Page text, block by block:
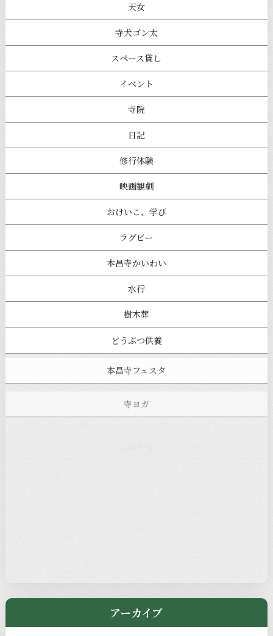
天女
寺犬ゴン太
スペース貸し
イベント
寺院
日記
修行体験
映画観劇
おけいこ、学び
ラグビー
本昌寺かいわい
水行
樹木葬
どうぶつ供養
本昌寺フェスタ
お知らせ
アーカイブ